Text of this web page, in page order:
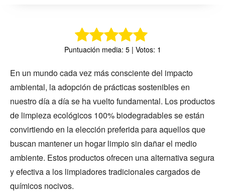
Puntuación media: 5 | Votos: 1
En un mundo cada vez más consciente del impacto
ambiental, la adopción de prácticas sostenibles en
nuestro día a día se ha vuelto fundamental. Los productos
de limpieza ecológicos 100% biodegradables se están
convirtiendo en la elección preferida para aquellos que
buscan mantener un hogar limpio sin dañar el medio
ambiente. Estos productos ofrecen una alternativa segura
y efectiva a los limpiadores tradicionales cargados de
químicos nocivos.